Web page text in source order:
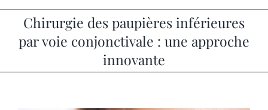
Chirurgie des paupières inférieures
par voie conjonctivale : une approche
innovante